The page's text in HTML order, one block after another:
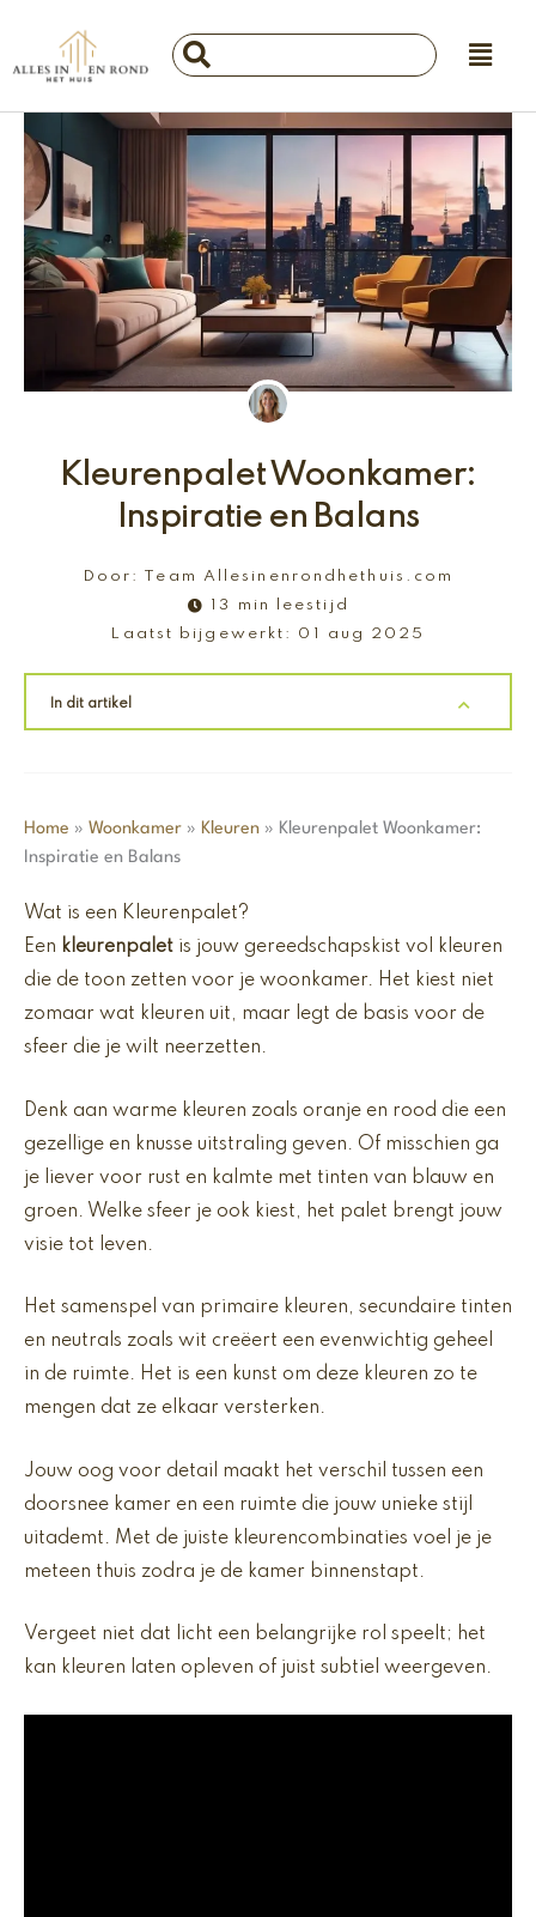
de
Main
Menu
Search
...
Kleurenpalet Woonkamer:
Inspiratie en Balans
Door:
Team Allesinenrondhethuis.com
13 min leestijd
Laatst bijgewerkt:
01 aug 2025
In dit artikel
Home » Woonkamer » Kleuren » Kleurenpalet Woonkamer:
Inspiratie en Balans
Wat is een Kleurenpalet?
Een kleurenpalet is jouw gereedschapskist vol kleuren
die de toon zetten voor je woonkamer. Het kiest niet
zomaar wat kleuren uit, maar legt de basis voor de
sfeer die je wilt neerzetten.
Denk aan warme kleuren zoals oranje en rood die een
gezellige en knusse uitstraling geven. Of misschien ga
je liever voor rust en kalmte met tinten van blauw en
groen. Welke sfeer je ook kiest, het palet brengt jouw
visie tot leven.
Het samenspel van primaire kleuren, secundaire tinten
en neutrals zoals wit creëert een evenwichtig geheel
in de ruimte. Het is een kunst om deze kleuren zo te
mengen dat ze elkaar versterken.
Jouw oog voor detail maakt het verschil tussen een
doorsnee kamer en een ruimte die jouw unieke stijl
uitademt. Met de juiste kleurencombinaties voel je je
meteen thuis zodra je de kamer binnenstapt.
Vergeet niet dat licht een belangrijke rol speelt; het
kan kleuren laten opleven of juist subtiel weergeven.